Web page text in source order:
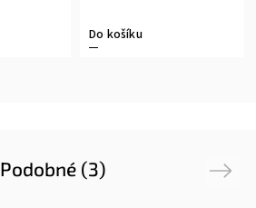
Do košíku
Podobné (3) Next